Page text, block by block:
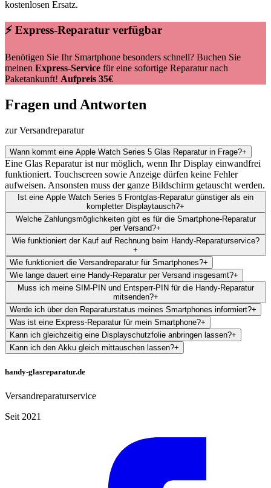
kostenlosen Ersatz.
⚡ Express-Reparatur verfügbar
Benötigen Sie Ihr Smartphone besonders schnell? Buchen Sie
meinen Express-Service für eine sofortige Reparatur nach
Paketankunft! Aufpreis 35€
Fragen und Antworten
zur Versandreparatur
Wann kommt eine Apple Watch Series 5 Glas Reparatur in Frage?+
Eine Glas Reparatur ist nur möglich, wenn Ihr Display einwandfrei
funktioniert. Touchscreen sowie Anzeige dürfen keine Fehler
aufweisen. Ansonsten muss der ganze Bildschirm getauscht werden.
Ist eine Apple Watch Series 5 Frontglas-Reparatur günstiger als ein
kompletter Displaytausch?+
Welche Zahlungsmöglichkeiten gibt es für die Smartphone-Reparatur
per Versand?+
Wie funktioniert der Kauf auf Rechnung beim Handy-Reparaturservice?
+
Wie funktioniert die Versandreparatur für Smartphones?+
Wie lange dauert eine Handy-Reparatur per Versand insgesamt?+
Muss ich meine SIM-PIN und Entsperr-PIN für die Handy-Reparatur
mitsenden?+
Werde ich über den Reparaturstatus meines Smartphones informiert?+
Was ist eine Express-Reparatur für mein Smartphone?+
Kann ich gleichzeitig eine Displayschutzfolie anbringen lassen?+
Kann ich den Akku gleich mittauschen lassen?+
handy-glasreparatur.de
Versandreparaturservice
Seit 2021